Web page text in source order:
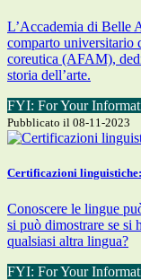
L’Accademia di Belle
comparto universitario
coreutica (AFAM),
storia dell’arte.
FYI: For Your
Pubblicato il 08-11-2023
Certificazioni
Conoscere le lingue
si può dimostrare se si
qualsiasi altra lingua?
FYI: For Your